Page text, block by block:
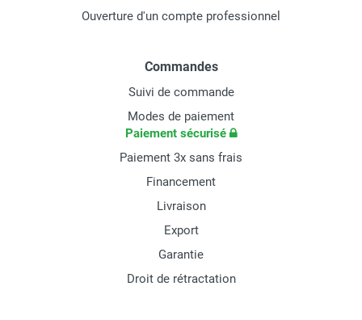
Ouverture d'un compte professionnel
Commandes
Suivi de commande
Modes de paiement
Paiement sécurisé
Paiement 3x sans frais
Financement
Livraison
Export
Garantie
Droit de rétractation